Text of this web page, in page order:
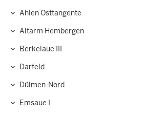
Ahlen Osttangente
Altarm Hembergen
Berkelaue III
Darfeld
Dülmen-Nord
Emsaue I